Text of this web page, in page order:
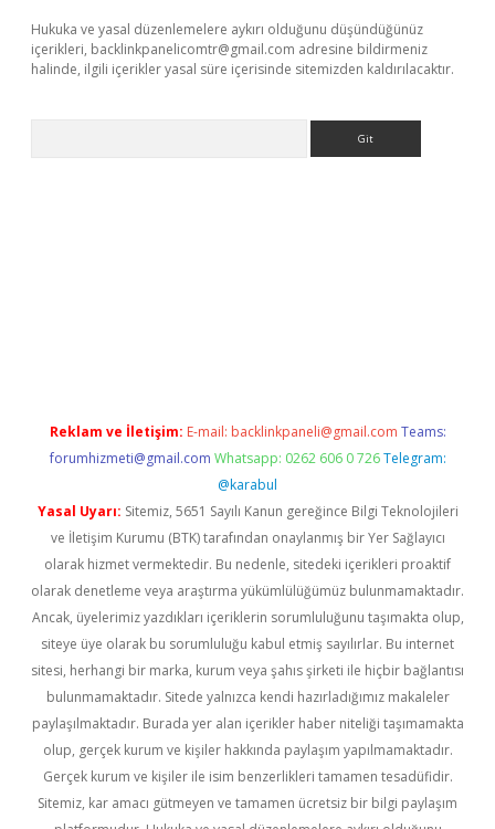
Hukuka ve yasal düzenlemelere aykırı olduğunu düşündüğünüz
içerikleri, backlinkpanelicomtr@gmail.com adresine bildirmeniz
halinde, ilgili içerikler yasal süre içerisinde sitemizden kaldırılacaktır.
Reklam ve İletişim: E-mail: backlinkpaneli@gmail.com Teams:
forumhizmeti@gmail.com Whatsapp: 0262 606 0 726 Telegram:
@karabul
Yasal Uyarı: Sitemiz, 5651 Sayılı Kanun gereğince Bilgi Teknolojileri
ve İletişim Kurumu (BTK) tarafından onaylanmış bir Yer Sağlayıcı
olarak hizmet vermektedir. Bu nedenle, sitedeki içerikleri proaktif
olarak denetleme veya araştırma yükümlülüğümüz bulunmamaktadır.
Ancak, üyelerimiz yazdıkları içeriklerin sorumluluğunu taşımakta olup,
siteye üye olarak bu sorumluluğu kabul etmiş sayılırlar. Bu internet
sitesi, herhangi bir marka, kurum veya şahıs şirketi ile hiçbir bağlantısı
bulunmamaktadır. Sitede yalnızca kendi hazırladığımız makaleler
paylaşılmaktadır. Burada yer alan içerikler haber niteliği taşımamakta
olup, gerçek kurum ve kişiler hakkında paylaşım yapılmamaktadır.
Gerçek kurum ve kişiler ile isim benzerlikleri tamamen tesadüfidir.
Sitemiz, kar amacı gütmeyen ve tamamen ücretsiz bir bilgi paylaşım